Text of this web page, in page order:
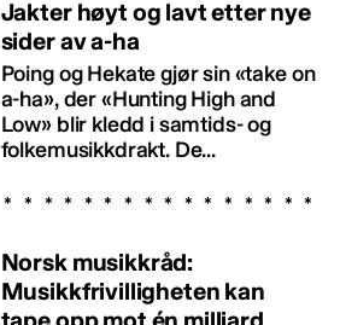
Jakter høyt og lavt etter nye
sider av a-ha
Poing og Hekate gjør sin «take on
a-ha», der «Hunting High and
Low» blir kledd i samtids- og
folkemusikkdrakt. De...
Norsk musikkråd:
Musikkfrivilligheten kan